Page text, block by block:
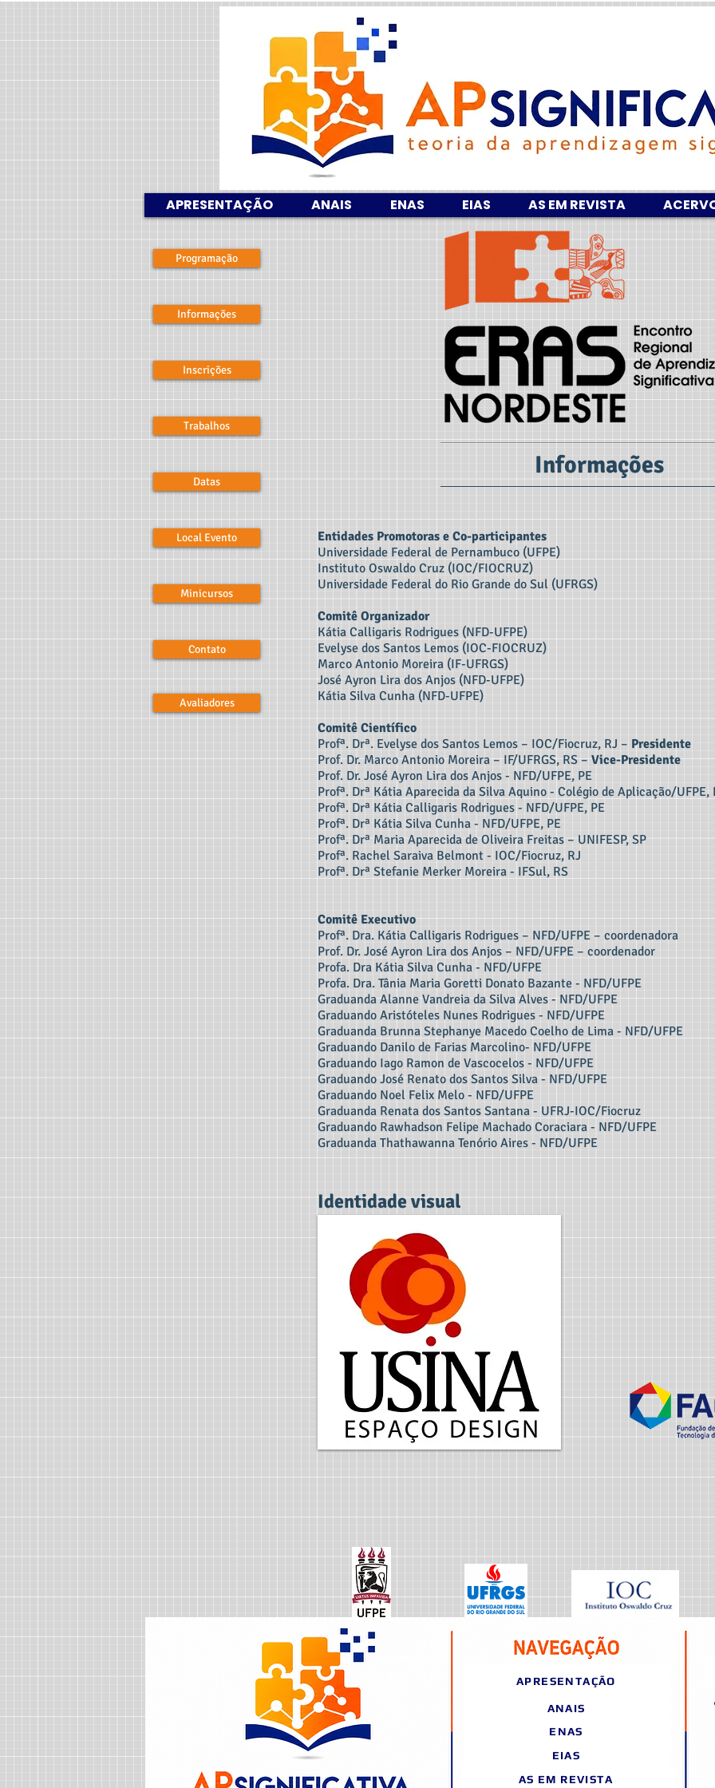
APRESENTAÇÃO ANAIS ENAS EIAS AS EM REVISTA
Programação
Informações
Inscrições
Trabalhos
Datas
Local Evento
Minicursos
Contato
Avaliadores
Informações
Entidades Promotoras e Co-participantes
Universidade Federal de Pernambuco (UFPE)
Instituto Oswaldo Cruz (IOC/FIOCRUZ)
Universidade Federal do Rio Grande do Sul (UFRGS)
Comitê Organizador
Kátia Calligaris Rodrigues (NFD-UFPE)
Evelyse dos Santos Lemos (IOC-FIOCRUZ)
Marco Antonio Moreira (IF-UFRGS)
José Ayron Lira dos Anjos (NFD-UFPE)
Kátia Silva Cunha (NFD-UFPE)
Comitê Científico
Profª. Drª. Evelyse dos Santos Lemos – IOC/Fiocruz, RJ – Presidente
Prof. Dr. Marco Antonio Moreira – IF/UFRGS, RS –Vice-Presidente
Prof. Dr. José Ayron Lira dos Anjos - NFD/UFPE, PE
Profª. Drª Kátia Aparecida da Silva Aquino - Colégio de Aplicação/UFPE,
Profª. Drª Kátia Calligaris Rodrigues - NFD/UFPE, PE
Profª. Drª Kátia Silva Cunha - NFD/UFPE, PE
Profª. Drª Maria Aparecida de Oliveira Freitas – UNIFESP, SP
Profª. Rachel Saraiva Belmont - IOC/Fiocruz, RJ
Profª. Drª Stefanie Merker Moreira - IFSul, RS
Comitê Executivo
Profª. Dra. Kátia Calligaris Rodrigues – NFD/UFPE – coordenadora
Prof. Dr. José Ayron Lira dos Anjos – NFD/UFPE – coordenador
Profa. Dra Kátia Silva Cunha - NFD/UFPE
Profa. Dra. Tânia Maria Goretti Donato Bazante - NFD/UFPE
Graduanda Alanne Vandreia da Silva Alves - NFD/UFPE
Graduando Aristóteles Nunes Rodrigues - NFD/UFPE
Graduanda Brunna Stephanye Macedo Coelho de Lima - NFD/UFPE
Graduando Danilo de Farias Marcolino- NFD/UFPE
Graduando Iago Ramon de Vascocelos - NFD/UFPE
Graduando José Renato dos Santos Silva - NFD/UFPE
Graduando Noel Felix Melo - NFD/UFPE
Graduanda Renata dos Santos Santana - UFRJ-IOC/Fiocruz
Graduando Rawhadson Felipe Machado Coraciara - NFD/UFPE
Graduanda Thathawanna Tenório Aires - NFD/UFPE
Identidade visual
APRESENTAÇÃO
ANAIS
ENAS
EIAS
AS EM REVISTA